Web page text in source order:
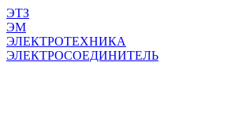
ЭТЗ
ЭМ
ЭЛЕКТРОТЕХНИКА
ЭЛЕКТРОСОЕДИНИТЕЛЬ